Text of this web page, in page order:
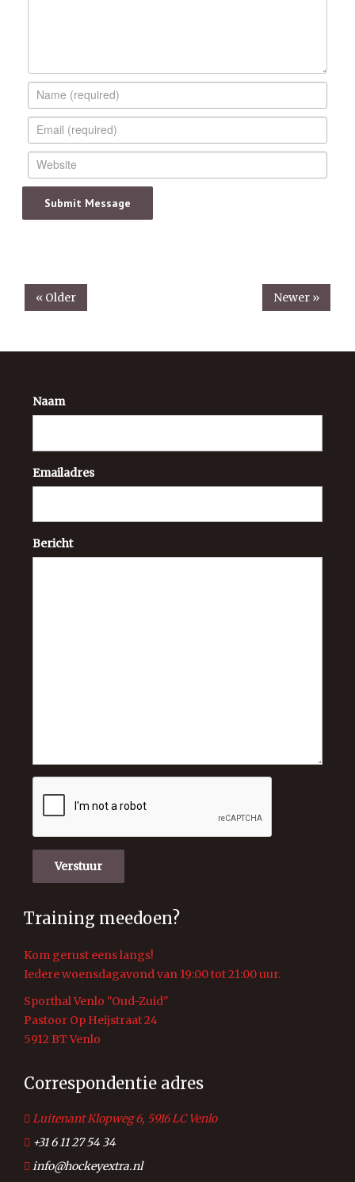
« Older Newer »
Naam
Emailadres
Bericht
Verstuur
Training meedoen?
Kom gerust eens langs!
Iedere woensdagavond van 19:00 tot 21:00 uur.
Sporthal Venlo "Oud-Zuid"
Pastoor Op Heijstraat 24
5912 BT Venlo
Correspondentie adres
Luitenant Klopweg 6, 5916 LC Venlo
+31 6 11 27 54 34
info@hockeyextra.nl